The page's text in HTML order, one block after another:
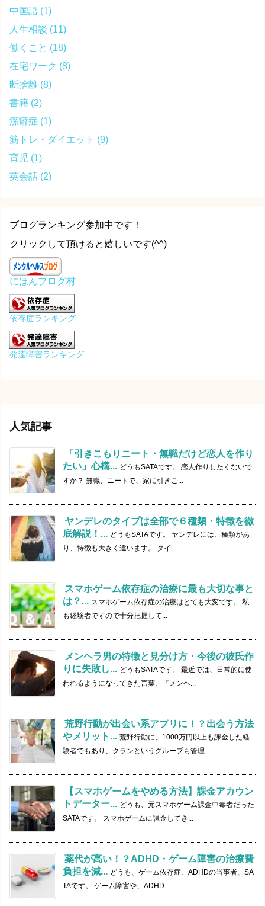
中国語 (1)
人生相談 (11)
働くこと (18)
在宅ワーク (8)
断捨離 (8)
書籍 (2)
潔癖症 (1)
筋トレ・ダイエット (9)
育児 (1)
英会話 (2)
ブログランキング参加中です！
クリックして頂けると嬉しいです(^^)
にほんブログ村
依存症ランキング
発達障害ランキング
人気記事
「引きこもりニート・無職だけど恋人を作り
たい」心構... どうもSATAです。 恋人作りしたくないで
すか？ 無職、ニートで、家に引きこ...
ヤンデレのタイプは全部で６種類・特徴を徹
底解説！... どうもSATAです。 ヤンデレには、種類があ
り、特徴も大きく違います。 タイ...
スマホゲーム依存症の治療に最も大切な事と
は？... スマホゲーム依存症の治療はとても大変です。 私
も経験者ですので十分把握して...
メンヘラ男の特徴と見分け方・今後の彼氏作
りに失敗し... どうもSATAです。 最近では、日常的に使
われるようになってきた言葉、『メンヘ...
荒野行動が出会い系アプリに！？出会う方法
やメリット... 荒野行動に、1000万円以上も課金した経
験者でもあり、クランというグループも管理...
【スマホゲームをやめる方法】課金アカウン
トデーター... どうも、元スマホゲーム課金中毒者だった
SATAです。 スマホゲームに課金してき...
薬代が高い！？ADHD・ゲーム障害の治療費
負担を減... どうも、ゲーム依存症、ADHDの当事者、SA
TAです。 ゲーム障害や、ADHD...